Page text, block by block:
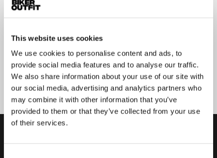
This website uses cookies
We use cookies to personalise content and ads, to
provide social media features and to analyse our traffic.
We also share information about your use of our site with
our social media, advertising and analytics partners who
may combine it with other information that you’ve
provided to them or that they’ve collected from your use
of their services.
Geen zorgen, wij zullen je niet spammen
Aanmelden